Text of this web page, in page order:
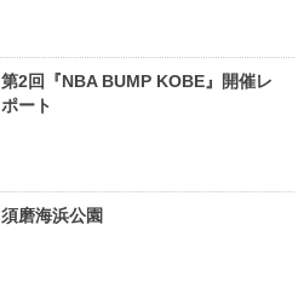
第2回『NBA BUMP KOBE』開催レ
ポート
須磨海浜公園